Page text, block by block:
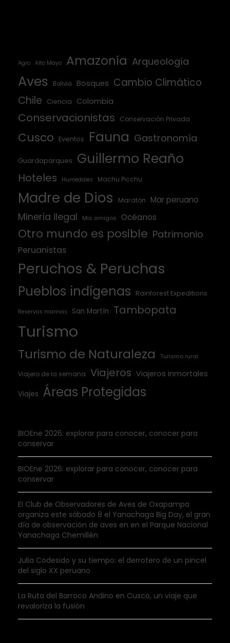
Agro Alto Mayo Amazonía Arqueología
Aves Bolivia Bosques Cambio Climático
Chile
Ciencia Colombia
Conservacionistas Conservación Privada
Cusco Eventos Fauna Gastronomía
Guardaparques Guillermo Reaño
Hoteles Humedales Machu Picchu
Madre de Dios Maratón Mar peruano
Minería ilegal Mis amigos Océanos
Otro mundo es posible Patrimonio
Peruanistas
Peruchos & Peruchas
Pueblos indígenas Rainforest Expeditions
Reservas marinas San Martín Tambopata
Turismo
Turismo de Naturaleza Turismo rural
Viajero de la semana Viajeros Viajeros inmortales
Viajes Áreas Protegidas
BIOEne 2026: explorar para conocer, conocer para
conservar
BIOEne 2026: explorar para conocer, conocer para
conservar
El Club de Observadores de Aves de Oxapampa
organiza este sábado 8 el Yanachaga Big Day, el gran
día de observación de aves en en el Parque Nacional
Yanachaga Chemillén
Julia Codesido y su tiempo: el derrotero de un pincel
del siglo XX peruano
La Ruta del Barroco Andino en Cusco, un viaje que
revaloriza la fusión